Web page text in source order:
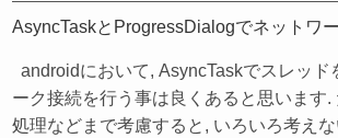
AsyncTaskとProgressDialogでネットワ
androidにおいて, AsyncTaskでスレッド
ーク接続を行う事は良くあると思います.
処理などまで考慮すると, いろいろ考え